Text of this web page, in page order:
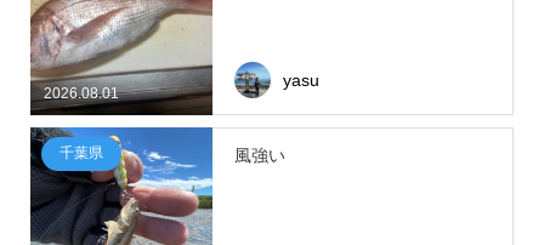
2026.08.01
yasu
千葉県 風強い